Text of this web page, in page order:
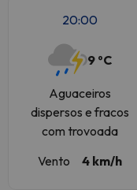
20:00
9 ºC
Aguaceiros
dispersos e fracos
com trovoada
Vento
4 km/h